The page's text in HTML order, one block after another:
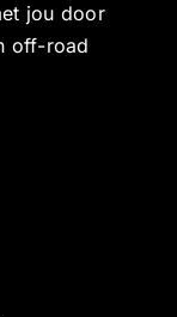
jou door
off-road